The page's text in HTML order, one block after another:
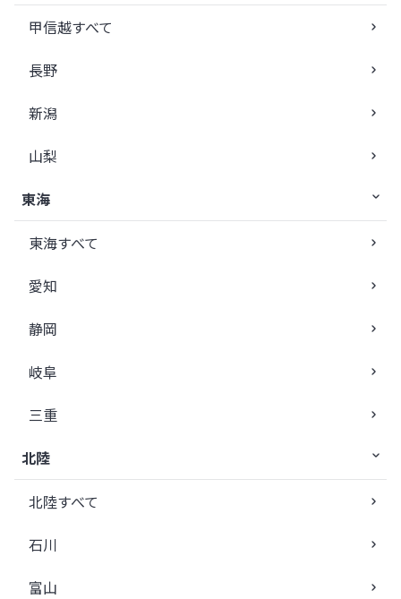
甲信越すべて
長野
新潟
山梨
東海
東海すべて
愛知
静岡
岐阜
三重
北陸
北陸すべて
石川
富山